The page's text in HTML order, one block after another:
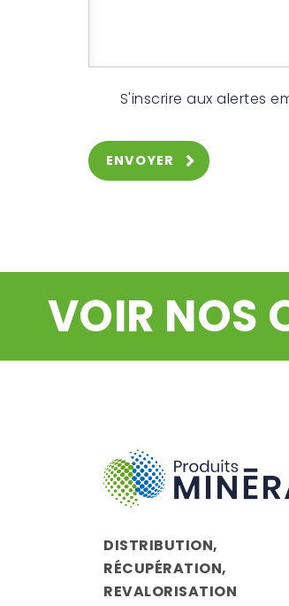
S'inscrire aux alertes
VOIR NOS
DISTRIBUTION,
RÉCUPÉRATION,
REVALORISATION